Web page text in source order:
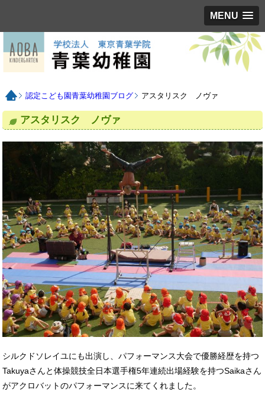
MENU
認定こども園青葉幼稚園ブログ アスタリスク ノヴァ
アスタリスク ノヴァ
シルクドソレイユにも出演し、パフォーマンス大会で優勝経歴を持つ
Takuyaさんと体操競技全日本選手権5年連続出場経験を持つSaikaさん
がアクロバットのパフォーマンスに来てくれました。